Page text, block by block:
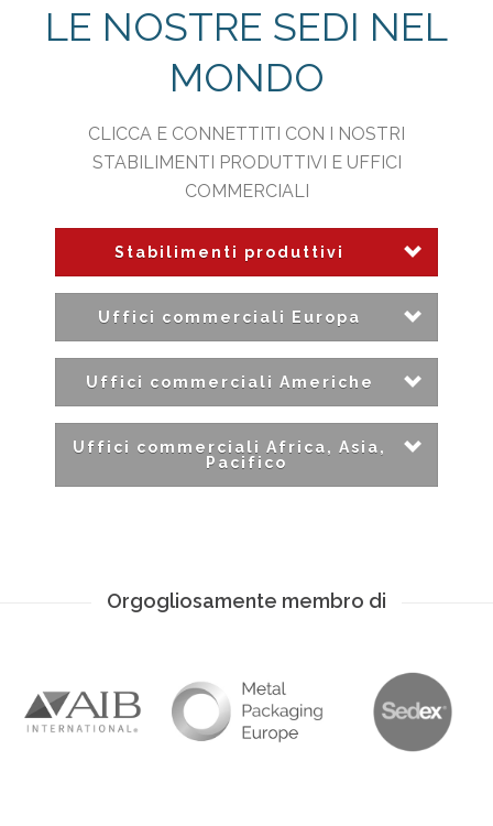
LE NOSTRE SEDI NEL
MONDO
CLICCA E CONNETTITI CON I NOSTRI
STABILIMENTI PRODUTTIVI E UFFICI
COMMERCIALI
Stabilimenti produttivi
Uffici commerciali Europa
Uffici commerciali Americhe
Uffici commerciali Africa, Asia,
Pacifico
Orgogliosamente membro di